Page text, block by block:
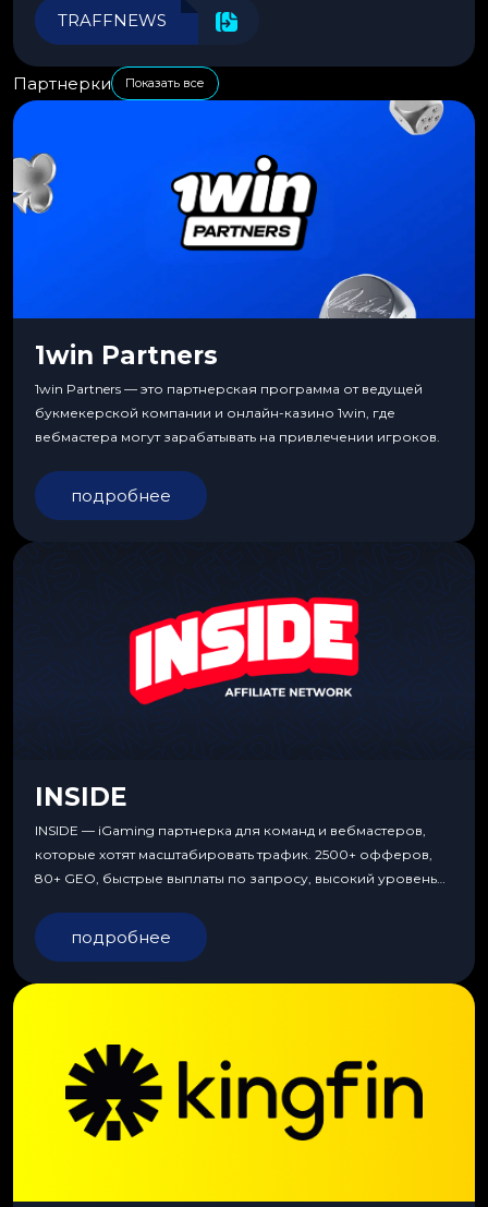
эффективности.
TRAFFNEWS
Партнерки Показать все
1win Partners
1win Partners — это партнерская программа от ведущей
букмекерской компании и онлайн-казино 1win, где
вебмастера могут зарабатывать на привлечении игроков.
подробнее
INSIDE
INSIDE — iGaming партнерка для команд и вебмастеров,
которые хотят масштабировать трафик. 2500+ офферов,
80+ GEO, быстрые выплаты по запросу, высокий уровень
подробнее